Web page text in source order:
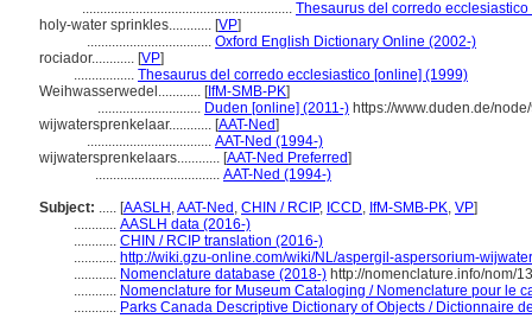
........................................................... Thesaurus del corredo
holy-water sprinkles............ [VP]
................................... Oxford English Dictionary Online (2002-)
rociador............ [VP]
................. Thesaurus del corredo ecclesiastico [online] (1999)
Weihwasserwedel............ [IfM-SMB-PK]
............................. Duden [online] (2011-) https://www.duden.de/
wijwatersprenkelaar............ [AAT-Ned]
................................... AAT-Ned (1994-)
wijwatersprenkelaars............ [AAT-Ned Preferred]
................................... AAT-Ned (1994-)
Subject: ..... [AASLH ,AAT-Ned , CHIN / RCIP, ICCD, IfM-SMB-PK, VP]
............ AASLH data (2016-)
............ CHIN / RCIP translation (2016-)
............ http://wiki.gzu-online.com/wiki/NL/aspergil-aspersorium-
............ Nomenclature database (2018-) http://nomenclature.info/nom/
............ Nomenclature for Museum Cataloging / Nomenclature pour le
............ Parks Canada Descriptive Dictionary of Objects / Dictionnaire